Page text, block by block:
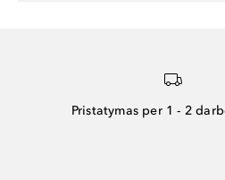
Pristatymas per 1 - 2